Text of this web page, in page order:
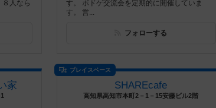
人なら
す。 ボドゲ交流会を定期的に開催していま
す。 営...
フォローする
家
プレイスペース
SHAREcafe
高知県高知市本町2－1－15安藤ビル2階